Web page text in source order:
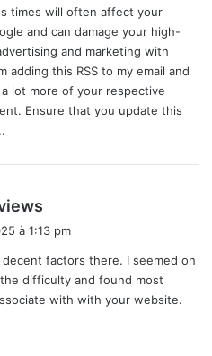
times will often affect your
and can damage your high-
and marketing with
adding this RSS to my email and
lot more of your respective
Ensure that you update this
:
à 1:13 pm
decent factors there. I seemed on
difficulty and found most
with with your website.